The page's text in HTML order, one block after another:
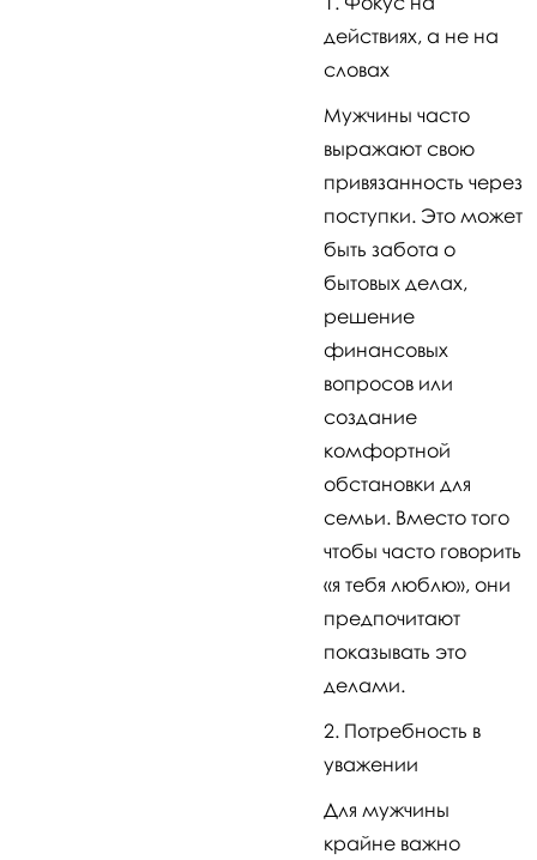
действиях, а не на
словах
Мужчины часто
выражают свою
привязанность через
поступки. Это может
быть забота о
бытовых делах,
решение
финансовых
вопросов или
создание
комфортной
обстановки для
семьи. Вместо того
чтобы часто говорить
«я тебя люблю», они
предпочитают
показывать это
делами.
Потребность в
уважении
Для мужчины
крайне важно